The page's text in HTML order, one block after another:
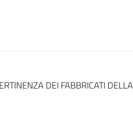
DEI FABBRICATI DELLA